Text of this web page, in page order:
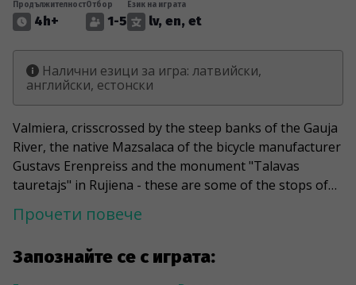
Запознайте се с играта:
Продължителност
4h+
Отбор
1-5
Език на играта
lv, en, et
Налични езици за игра: латвийски,
английски, естонски
Valmiera, crisscrossed by the steep banks of the Gauja
River, the native Mazsalaca of the bicycle manufacturer
Gustavs Erenpreiss and the monument "Talavas
tauretajs" in Rujiena - these are some of the stops of
picturesque Valmiera District. During the game, you will
modern environmental elements such as the Naukseni
"People's Tree" and the BMX bike of Olympic champion
Прочети повече